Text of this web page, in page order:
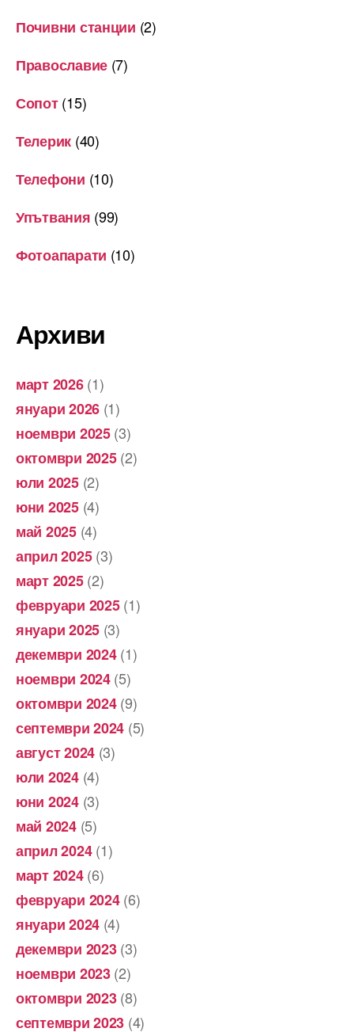
Почивни станции (2)
Православие (7)
Сопот(15)
Телерик (40)
Телефони (10)
Упътвания (99)
Фотоапарати (10)
Архиви
март 2026(1)
януари 2026 (1)
ноември 2025(3)
октомври 2025(2)
юли 2025(2)
юни 2025(4)
май 2025(4)
април 2025(3)
март 2025(2)
февруари 2025(1)
януари 2025 (3)
декември 2024(1)
ноември 2024(5)
октомври 2024(9)
септември 2024 (5)
август 2024 (3)
юли 2024(4)
юни 2024(3)
май 2024(5)
април 2024(1)
март 2024(6)
февруари 2024(6)
януари 2024 (4)
декември 2023(3)
ноември 2023(2)
октомври 2023(8)
септември 2023 (4)